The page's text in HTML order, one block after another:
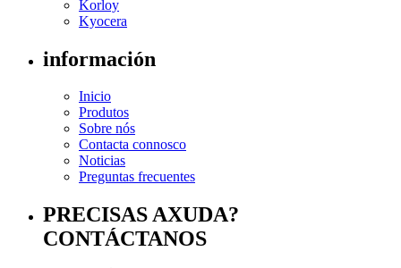
Korloy
Kyocera
información
Inicio
Produtos
Sobre nós
Contacta connosco
Noticias
Preguntas frecuentes
PRECISAS AXUDA?
CONTÁCTANOS